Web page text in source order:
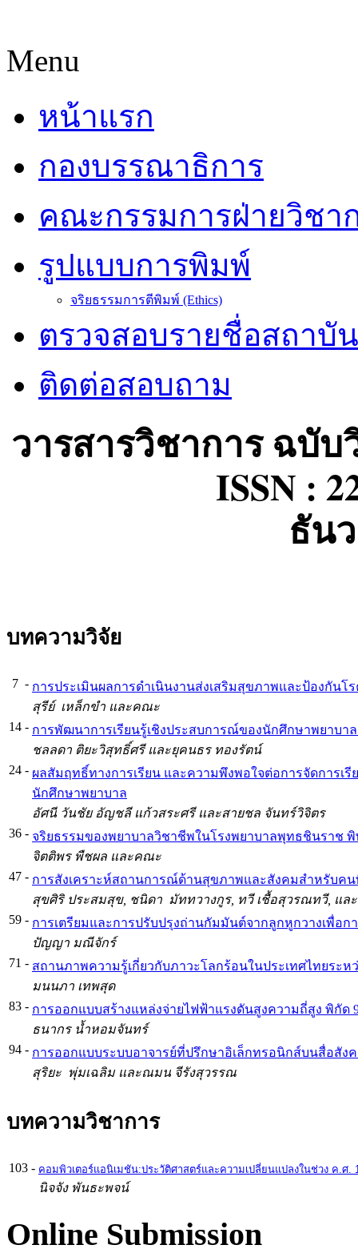
Menu
หน้าแรก
กองบรรณาธิการ
คณะกรรมการฝ่ายวิชา
รูปแบบการพิมพ์
จริยธรรมการตีพิมพ์ (Ethics)
ตรวจสอบรายชื่อสถาบั
ติดต่อสอบถาม
วารสารวิชาการ ฉบั
ISSN :
ธัน
บทความวิจัย
7 - การประเมินผลการดำเนินงานส่งเสริมสุขภาพและป้องกันโร
สุรีย์ เหล็กขำ และคณะ
14 - การพัฒนาการเรียนรู้เชิงประสบการณ์ของนักศึกษาพยาบ
ชลลดา ติยะวิสุทธิ์ศรี และยุคนธร ทองรัตน์
24 - ผลสัมฤทธิ์ทางการเรียน และความพึงพอใจต่อการจัดการเ
นักศึกษาพยาบาล
อัศนี วันชัย อัญชลี แก้วสระศรี และสายชล จันทร์วิจิตร
36 - จริยธรรมของพยาบาลวิชาชีพในโรงพยาบาลพุทธชินราช
จิตติพร พืชผล และคณะ
47 - การสังเคราะห์สถานการณ์ด้านสุขภาพและสังคมสำหรับคน
สุขศิริ ประสมสุข, ชนิดา มัททวางกูร, ทวี เชื้อสุวรณทวี, และ
59 - การเตรียมและการปรับปรุงถ่านกัมมันต์จากลูกหูกวางเพื่อก
ปัญญา มณีจักร์
71 - สถานภาพความรู้เกี่ยวกับภาวะโลกร้อนในประเทศไทยระหว่
มนนภา เทพสุด
83 - การออกแบบสร้างแหล่งจ่ายไฟฟ้าแรงดันสูงความถี่สูง พิกัด
ธนากร น้ำหอมจันทร์
94 - การออกแบบระบบอาจารย์ที่ปรึกษาอิเล็กทรอนิกส์บนสื่อสั
สุริยะ พุ่มเฉลิม และณมน จีรังสุวรรณ
บทความวิชาการ
103 - คอมพิวเตอร์แอนิเมชัน:ประวัติศาสตร์และความเปลี่ยนแปลงในช่วง ค.ศ.
นิจจัง พันธะพจน์
Online Submission